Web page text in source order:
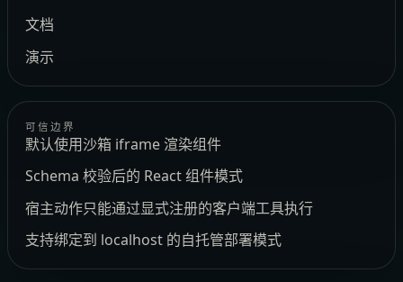
文档
演示
可信边界
默认使用沙箱 iframe 渲染组件
Schema 校验后的 React 组件模式
宿主动作只能通过显式注册的客户端工具执行
支持绑定到 localhost 的自托管部署模式